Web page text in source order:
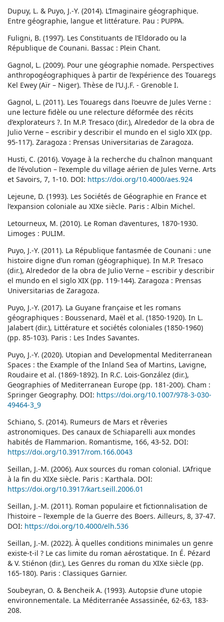
Dupuy, L. & Puyo, J.-Y. (2014). L’Imaginaire géographique.
Entre géographie, langue et littérature. Pau : PUPPA.
Fuligni, B. (1997). Les Constituants de l’Eldorado ou la
République de Counani. Bassac : Plein Chant.
Gagnol, L. (2009). Pour une géographie nomade. Perspectives
anthropogéographiques à partir de l’expérience des Touaregs
Kel Ewey (Aïr – Niger). Thèse de l’U.J.F. - Grenoble I.
Gagnol, L. (2011). Les Touaregs dans l’oeuvre de Jules Verne :
une lecture fidèle ou une relecture déformée des récits
d’explorateurs ?. In M.P. Tresaco (dir.), Alrededor de la obra de
Julio Verne – escribir y describir el mundo en el siglo XIX (pp.
95-117). Zaragoza : Prensas Universitarias de Zaragoza.
Husti, C. (2016). Voyage à la recherche du chaînon manquant
de l’évolution – l’exemple du village aérien de Jules Verne. Arts
et Savoirs, 7, 1-10. DOI: https://doi.org/10.4000/aes.924
Lejeune, D. (1993). Les Sociétés de Géographie en France et
l’expansion coloniale au XIXe siècle. Paris : Albin Michel.
Letourneux, M. (2010). Le Roman d’aventures, 1870-1930.
Limoges : PULIM.
Puyo, J.-Y. (2011). La République fantasmée de Counani : une
histoire digne d’un roman (géographique). In M.P. Tresaco
(dir.), Alrededor de la obra de Julio Verne – escribir y describir
el mundo en el siglo XIX (pp. 119-144). Zaragoza : Prensas
Universitarias de Zaragoza.
Puyo, J.-Y. (2017). La Guyane française et les romans
géographiques : Boussenard, Maël et al. (1850-1920). In L.
Jalabert (dir.), Littérature et sociétés coloniales (1850-1960)
(pp. 85-103). Paris : Les Indes Savantes.
Puyo, J.-Y. (2020). Utopian and Developmental Mediterranean
Spaces : the Example of the Inland Sea of Martins, Lavigne,
Roudaire et al. (1869-1892). In R.C. Lois-González (dir.),
Geographies of Mediterranean Europe (pp. 181-200). Cham :
Springer Geography. DOI: https://doi.org/10.1007/978-3-030-
49464-3_9
Schiano, S. (2014). Rumeurs de Mars et rêveries
astronomiques. Des canaux de Schiaparelli aux mondes
habités de Flammarion. Romantisme, 166, 43-52. DOI:
https://doi.org/10.3917/rom.166.0043
Seillan, J.-M. (2006). Aux sources du roman colonial. L’Afrique
à la fin du XIXe siècle. Paris : Karthala. DOI:
https://doi.org/10.3917/kart.seill.2006.01
Seillan, J.-M. (2011). Roman populaire et fictionnalisation de
l’histoire – l’exemple de la Guerre des Boers. Ailleurs, 8, 37-47.
DOI: https://doi.org/10.4000/elh.536
Seillan, J.-M. (2022). À quelles conditions minimales un genre
existe-t-il ? Le cas limite du roman aérostatique. In É. Pézard
& V. Stiénon (dir.), Les Genres du roman du XIXe siècle (pp.
165-180). Paris : Classiques Garnier.
Soubeyran, O. & Bencheik A. (1993). Autopsie d’une utopie
environnementale. La Méditerranée Assassinée, 62-63, 183-
208.